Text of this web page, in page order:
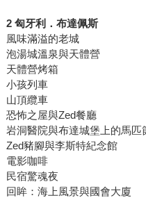
2 匈牙利．布達佩斯
風味滿溢的老城
泡湯城溫泉與天體營
天體營烤箱
小孩列車
山頂纜車
恐怖之屋與Zed餐廳
岩洞醫院與布達城堡上的馬匹
Zed豬腳與李斯特紀念館
電影咖啡
民宿驚魂夜
回眸：海上風景與國會大廈